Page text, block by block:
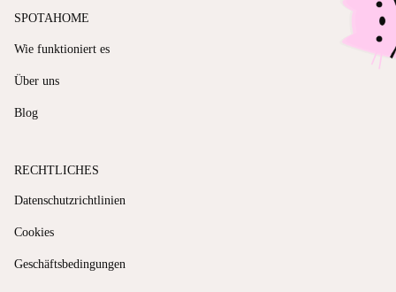
SPOTAHOME
Wie funktioniert es
Über uns
Blog
RECHTLICHES
Datenschutzrichtlinien
Cookies
Geschäftsbedingungen